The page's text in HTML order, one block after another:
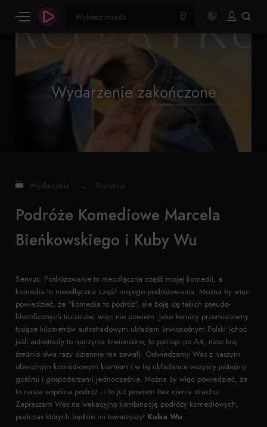
Wydarzenie zakończone
Wydarzenia → Stand-up
Podróże Komediowe Marcela
Bieńkowskiego i Kuby Wu
Serwus. Podróżowanie to nieodłączna część mojej komedii, a
komedia to nieodłączna część mojego podróżowania. Można by więc
powiedzieć, że "komedia to podróż", ale boję się takich pseudo-
filozoficznych truizmów, więc nie powiem. Jako komicy przemierzamy
tysiące kilometrów autostradowym układem krwionośnym Polski (choć
jeśli autostrady to naczynia krwionośne, to patrząc po A4, nasz kraj
średnio dwa razy dziennie ma zawał). Odwiedzamy Was z naszym
obwoźnym komediowym kramem i w tej układance wszyscy jesteśmy
gośćmi i gospodarzami jednocześnie. Można by więc powiedzieć, że
to nasza wspólna podróż - i to już powiem bez cienia strachu.
Zapraszam Was na wakacyjną kombinację podróży komediowych,
podczas których będzie mi towarzyszył Kuba Wu.